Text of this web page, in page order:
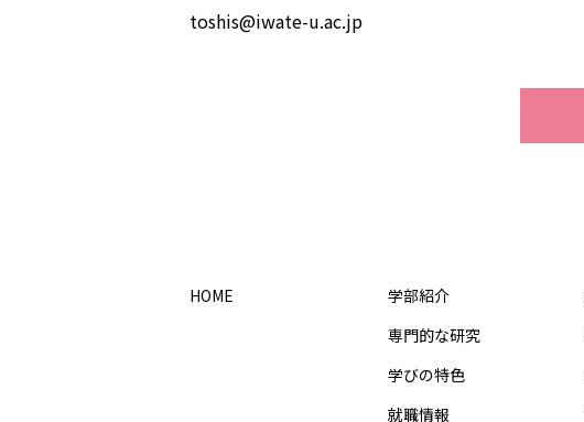
toshis@iwate-u.ac.jp
HOME
学部紹介
専門的な研究
学びの特色
就職情報